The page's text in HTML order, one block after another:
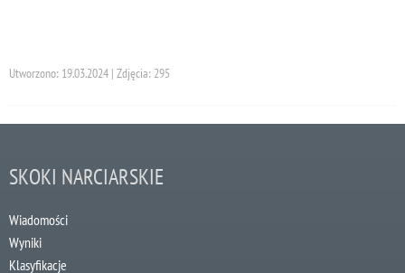
Utworzono: 19.03.2024 | Zdjęcia: 295
SKOKI NARCIARSKIE
Wiadomości
Wyniki
Klasyfikacje